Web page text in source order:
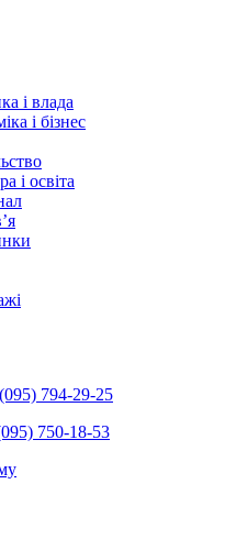
і влада
і бізнес
і освіта
(095) 794-29-25
750-18-53